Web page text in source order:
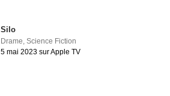
Silo
Drame,Science Fiction
5 mai 2023 sur Apple TV